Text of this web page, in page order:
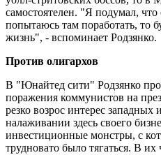
самостоятелен. "Я подумал,
попытаюсь там поработать, то
жизнь", - вспоминает Родзянко.
Против олигархов
В "Юнайтед сити" Родзянко
поражения коммунистов на
резко возрос интерес
налаживании здесь своего
инвестиционные монстры, с
трудновато было тягаться. В